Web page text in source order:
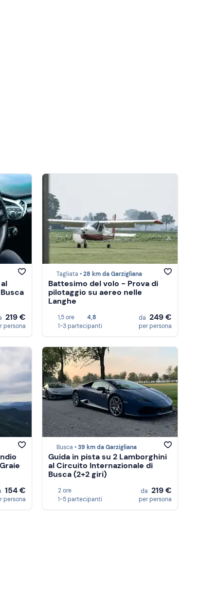
219 €
persona
Tagliata •28 km da Garzigliana
Battesimo del volo - Prova di
pilotaggio su aereo nelle
Langhe
1,5 ore
4,8
1-3 partecipanti
da 249 €
per persona
154 €
persona
Busca •39 km da Garzigliana
Guida in pista su 2 Lamborghini
al Circuito Internazionale di
Busca (2+2 giri)
2 ore
1-5 partecipanti
da 219 €
per persona